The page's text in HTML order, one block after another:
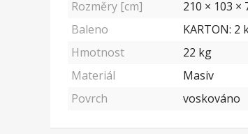
Rozměry [cm]
210 × 103 ×
Baleno
KARTON: 2
Hmotnost
22 kg
Materiál
Masiv
Povrch
voskováno